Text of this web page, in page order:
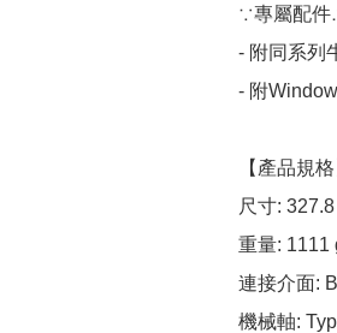
∵專屬配件
- 附同系列
- 附
【產品規格
尺寸:
重量: 1111
連接介面:
機械軸: